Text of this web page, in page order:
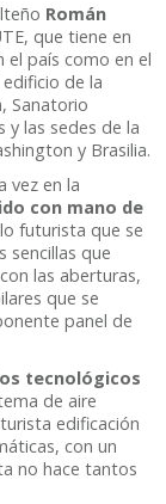
Román
que tiene en
el país como en el
de la
Sanatorio
y las sedes de la
y Brasilia.
vez en la
con mano de
futurista que se
sencillas que
las aberturas,
que se
panel de
tecnológicos
de aire
edificación
con un
no hace tantos